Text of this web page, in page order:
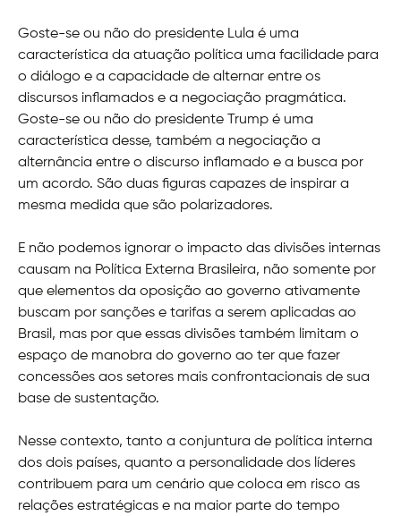
Goste-se ou não do presidente Lula é uma
característica da atuação política uma facilidade para
o diálogo e a capacidade de alternar entre os
discursos inflamados e a negociação pragmática.
Goste-se ou não do presidente Trump é uma
característica desse, também a negociação a
alternância entre o discurso inflamado e a busca por
um acordo. São duas figuras capazes de inspirar a
mesma medida que são polarizadores.
E não podemos ignorar o impacto das divisões internas
causam na Política Externa Brasileira, não somente por
que elementos da oposição ao governo ativamente
buscam por sanções e tarifas a serem aplicadas ao
Brasil, mas por que essas divisões também limitam o
espaço de manobra do governo ao ter que fazer
concessões aos setores mais confrontacionais de sua
base de sustentação.
Nesse contexto, tanto a conjuntura de política interna
dos dois países, quanto a personalidade dos líderes
contribuem para um cenário que coloca em risco as
relações estratégicas e na maior parte do tempo